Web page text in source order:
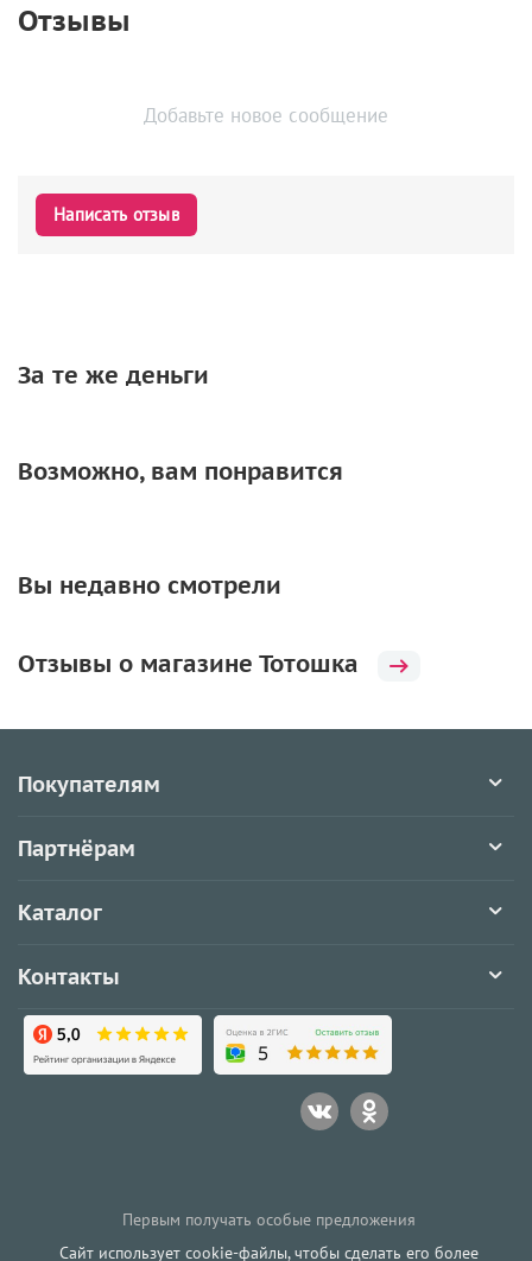
Отзывы
Добавьте новое сообщение
Написать отзыв
За те же деньги
Возможно, вам понравится
Вы недавно смотрели
Отзывы о магазине Тотошка
Покупателям
Партнёрам
Каталог
Контакты
Первым получать особые предложения
Сайт использует cookie-файлы, чтобы сделать его более